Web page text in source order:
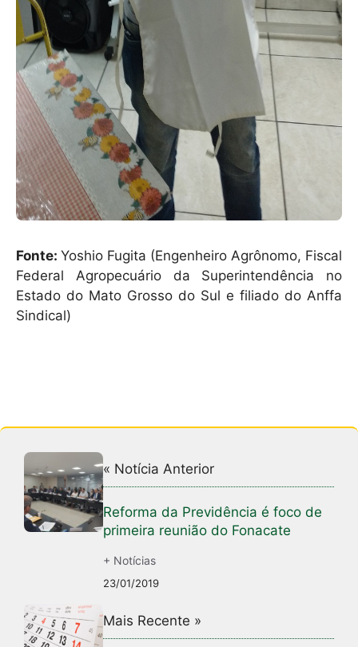
Fonte: Yoshio Fugita (Engenheiro Agrônomo, Fiscal
Federal Agropecuário da Superintendência no
Estado do Mato Grosso do Sul e filiado do Anffa
Sindical)
« Notícia Anterior
Reforma da Previdência é foco de
primeira reunião do Fonacate
+ Notícias
23/01/2019
Mais Recente »